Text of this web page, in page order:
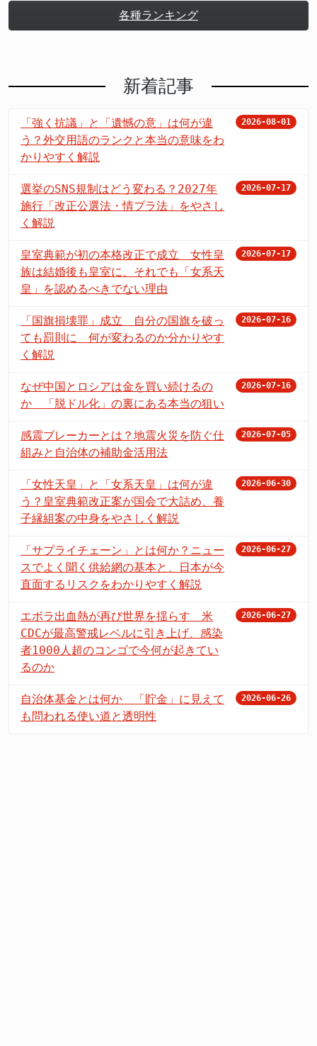
各種ランキング
新着記事
「強く抗議」と「遺憾の意」は何が違
う？外交用語のランクと本当の意味をわ
かりやすく解説
2026-08-01
選挙のSNS規制はどう変わる？2027年
施行「改正公選法・情プラ法」をやさし
く解説
2026-07-17
皇室典範が初の本格改正で成立 女性皇
族は結婚後も皇室に、それでも「女系天
皇」を認めるべきでない理由
2026-07-17
「国旗損壊罪」成立 自分の国旗を破っ
ても罰則に 何が変わるのか分かりやす
く解説
2026-07-16
なぜ中国とロシアは金を買い続けるの
か 「脱ドル化」の裏にある本当の狙い
2026-07-16
感震ブレーカーとは？地震火災を防ぐ仕
組みと自治体の補助金活用法
2026-07-05
「女性天皇」と「女系天皇」は何が違
う？皇室典範改正案が国会で大詰め、養
子縁組案の中身をやさしく解説
2026-06-30
「サプライチェーン」とは何か？ニュー
スでよく聞く供給網の基本と、日本が今
直面するリスクをわかりやすく解説
2026-06-27
エボラ出血熱が再び世界を揺らす 米
CDCが最高警戒レベルに引き上げ、感染
者1000人超のコンゴで今何が起きてい
るのか
2026-06-27
自治体基金とは何か 「貯金」に見えて
も問われる使い道と透明性
2026-06-26